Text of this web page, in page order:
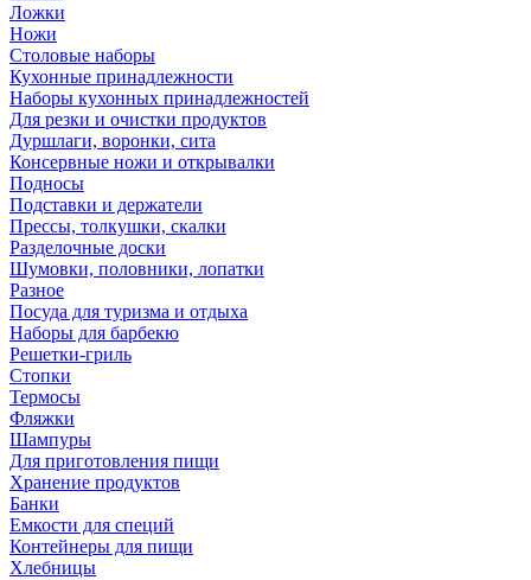
Ложки
Ножи
Столовые наборы
Кухонные принадлежности
Наборы кухонных принадлежностей
Для резки и очистки продуктов
Дуршлаги, воронки, сита
Консервные ножи и открывалки
Подносы
Подставки и держатели
Прессы, толкушки, скалки
Разделочные доски
Шумовки, половники, лопатки
Разное
Посуда для туризма и отдыха
Наборы для барбекю
Решетки-гриль
Стопки
Термосы
Фляжки
Шампуры
Для приготовления пищи
Хранение продуктов
Банки
Емкости для специй
Контейнеры для пищи
Хлебницы